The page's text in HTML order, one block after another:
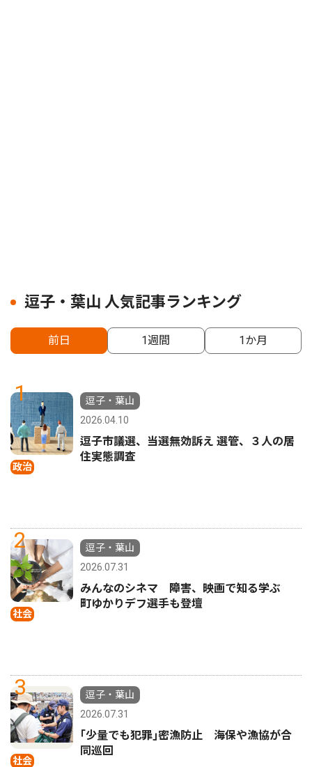
逗子・葉山 人気記事ランキング
前日 1週間 1か月
1
政治
逗子・葉山
2026.04.10
逗子市議選、当選無効訴え 選管、３人の居
住実態調査
2
社会
逗子・葉山
2026.07.31
みんなのシネマ 障害、映画で知る学ぶ
町ゆかりデフ選手も登壇
3
社会
逗子・葉山
2026.07.31
｢少量でも犯罪｣密漁防止 海保や漁協が合
同巡回